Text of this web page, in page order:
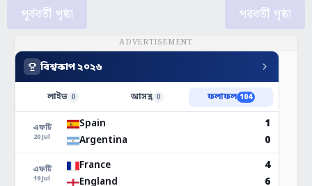
পূর্ববর্তী পৃষ্ঠা পরবর্তী পৃষ্ঠা
ADVERTISEMENT